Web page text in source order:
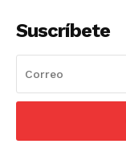
Suscríbete